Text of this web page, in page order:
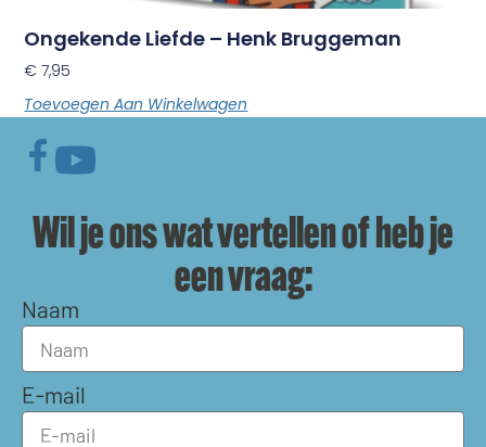
Ongekende Liefde – Henk Bruggeman
€ 7,95
Toevoegen Aan Winkelwagen
Wil je ons wat vertellen of heb je
een vraag:
Naam
E-mail